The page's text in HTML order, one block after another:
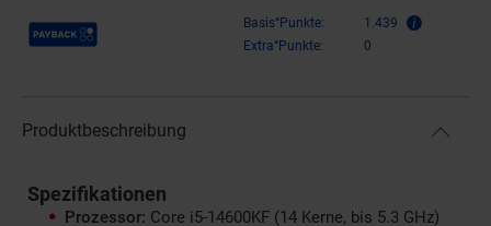
Payback Punkte Basis°Punkte:
1.439
Extra°Punkte:
0
Produktbeschreibung
Spezifikationen
Prozessor: Core i5-14600KF (14 Kerne, bis 5.3 GHz)